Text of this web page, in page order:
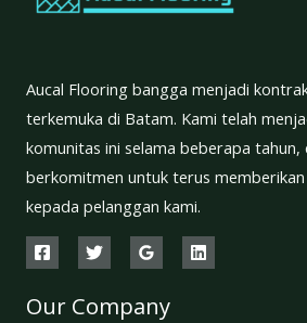
Aucal Flooring bangga menjadi
terkemuka di Batam. Kami telah
komunitas ini selama beberapa tahun,
berkomitmen untuk terus
kepada pelanggan kami.
Our Company